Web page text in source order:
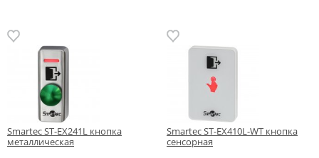
Smartec ST-EX241L кнопка
металлическая
Smartec ST-EX410L-WT кнопка
сенсорная